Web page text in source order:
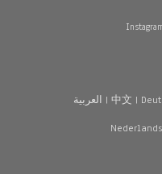
العربية | 中文 |
Nederlands